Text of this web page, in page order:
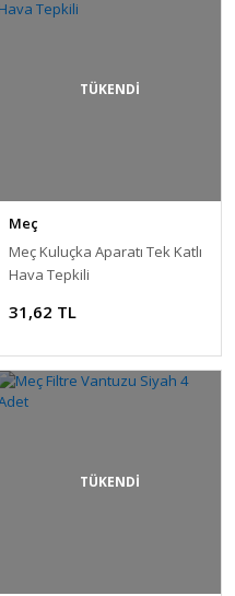
TÜKENDİ
Meç
Meç Kuluçka Aparatı Tek Katlı
Hava Tepkili
31,62 TL
TÜKENDİ